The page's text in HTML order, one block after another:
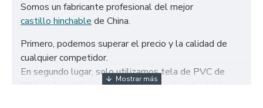
Somos un fabricante profesional del mejor
castillo hinchable de China.
Primero, podemos superar el precio y la calidad de
cualquier competidor.
En segundo lugar, solo utilizamos tela de PVC de
650g/m² certificada de la más alta calidad y doble